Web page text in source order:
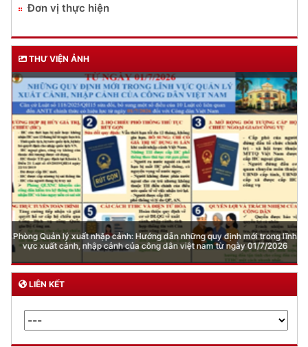
Đơn vị thực hiện
THƯ VIỆN ẢNH
Phòng Quản lý xuất nhập cảnh: Hướng dẫn những quy định mới trong lĩnh
vực xuất cảnh, nhập cảnh của công dân việt nam từ ngày 01/7/2026
LIÊN KẾT